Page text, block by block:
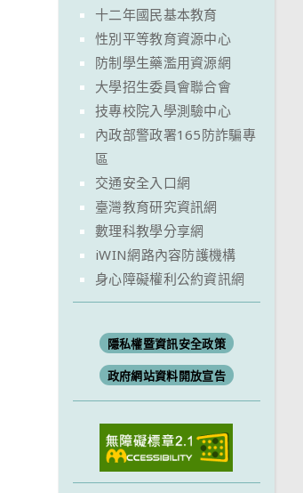
十二年國民基本教育
性別平等教育資源中心
防制學生藥濫用資源網
大學招生委員會聯合會
技專校院入學測驗中心
內政部警政署165防詐騙專
區
交通安全入口網
臺灣教育研究資訊網
數理科教學分享網
iWIN網路內容防護機構
身心障礙權利公約資訊網
隱私權暨資訊安全政策
政府網站資料開放宣告